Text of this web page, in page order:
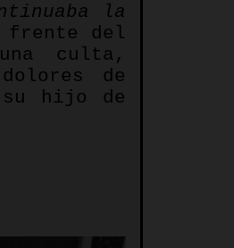
la
frente del
culta,
de
su hijo de